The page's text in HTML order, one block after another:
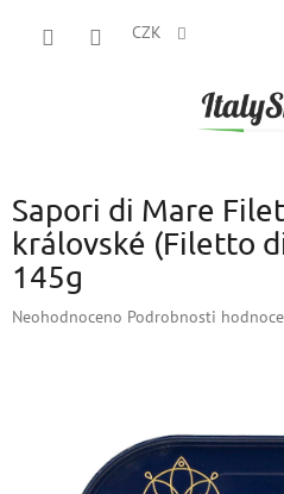
CZK
Sapori di Mare
královské (Filetto
145g
Průměrné
Neohodnoceno Podrobnosti